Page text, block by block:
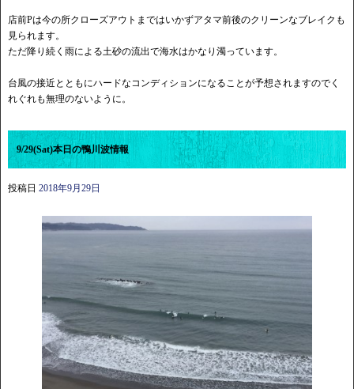
店前Pは今の所クローズアウトまではいかずアタマ前後のクリーンなブレイクも
見られます。
ただ降り続く雨による土砂の流出で海水はかなり濁っています。
台風の接近とともにハードなコンディションになることが予想されますのでく
れぐれも無理のないように。
9/29(Sat)本日の鴨川波情報
投稿日 2018年9月29日